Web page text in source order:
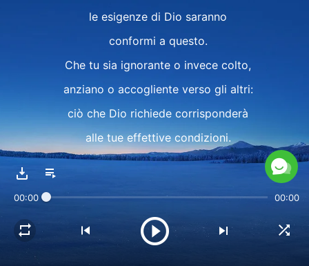
le esigenze di Dio saranno
conformi a questo.
Che tu sia ignorante o invece colto,
anziano o accogliente verso gli altri:
ciò che Dio richiede corrisponderà
alle tue effettive condizioni.
Il perfezionamento di Dio in te
Ognuno ha l'opportunità
00:00 00:00